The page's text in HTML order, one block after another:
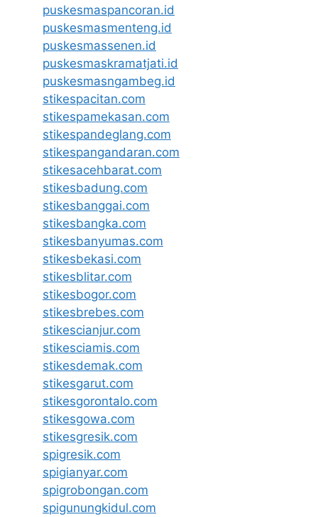
puskesmaspancoran.id
puskesmasmenteng.id
puskesmassenen.id
puskesmaskramatjati.id
puskesmasngambeg.id
stikespacitan.com
stikespamekasan.com
stikespandeglang.com
stikespangandaran.com
stikesacehbarat.com
stikesbadung.com
stikesbanggai.com
stikesbangka.com
stikesbanyumas.com
stikesbekasi.com
stikesblitar.com
stikesbogor.com
stikesbrebes.com
stikescianjur.com
stikesciamis.com
stikesdemak.com
stikesgarut.com
stikesgorontalo.com
stikesgowa.com
stikesgresik.com
spigresik.com
spigianyar.com
spigrobongan.com
spigunungkidul.com